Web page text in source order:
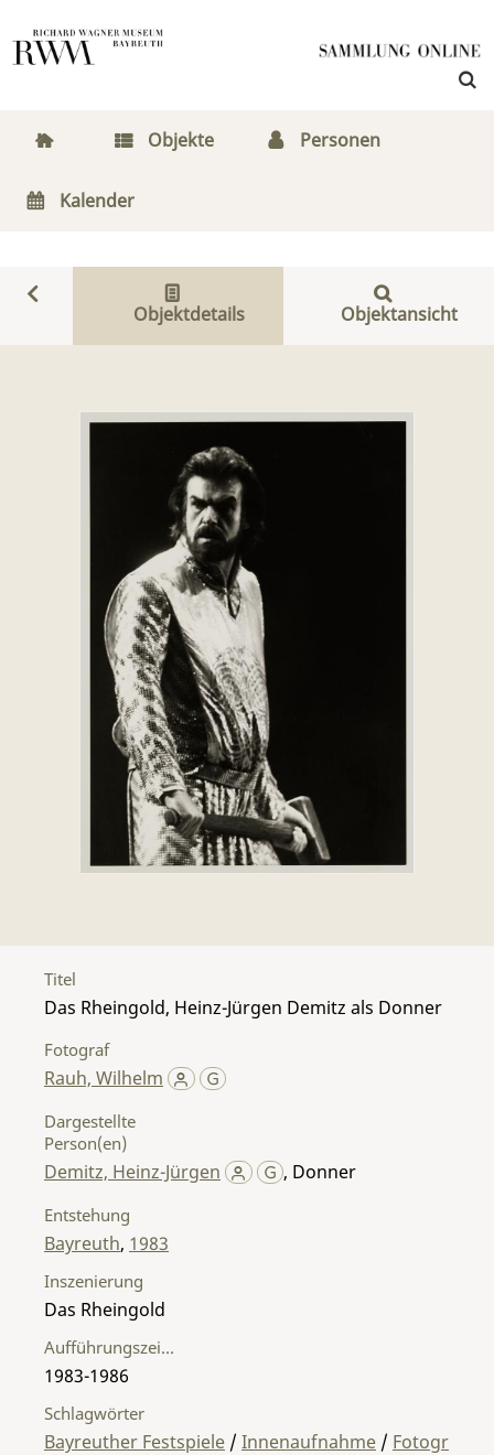
Objekte Personen
Kalender
Objektdetails Objektansicht
Titel
Das Rheingold, Heinz-Jürgen Demitz als Donner
Fotograf
Rauh, Wilhelm
Dargestellte
Person(en)
Demitz, Heinz-Jürgen , Donner
Entstehung
Bayreuth, 1983
Inszenierung
Das Rheingold
Aufführungszeitraum
1983-1986
Schlagwörter
Bayreuther Festspiele / Innenaufnahme / Fotogr